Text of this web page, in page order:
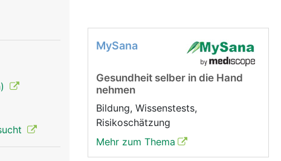
MySana
Gesundheit selber in die Hand
nehmen
Bildung, Wissenstests,
Risikoschätzung
Mehr zum Thema